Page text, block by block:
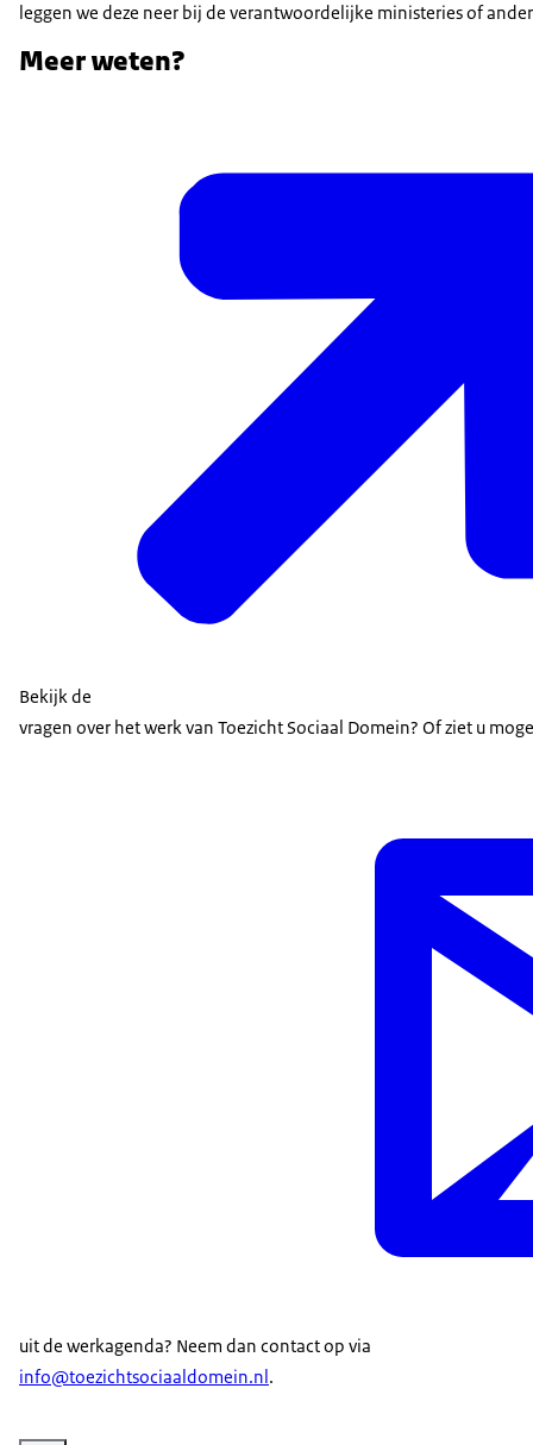
leggen we deze neer bij de verantwoordelijke ministeries of
Meer weten?
Bekijk de
vragen over het werk van Toezicht Sociaal Domein? Of ziet u
uit de werkagenda? Neem dan contact op via
info@toezichtsociaaldomein.nl .­
Vergroot afbeelding Kinderen op een schoolplein